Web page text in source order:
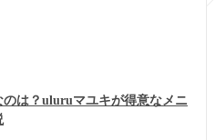
は？uluruマユキが得意なメニ